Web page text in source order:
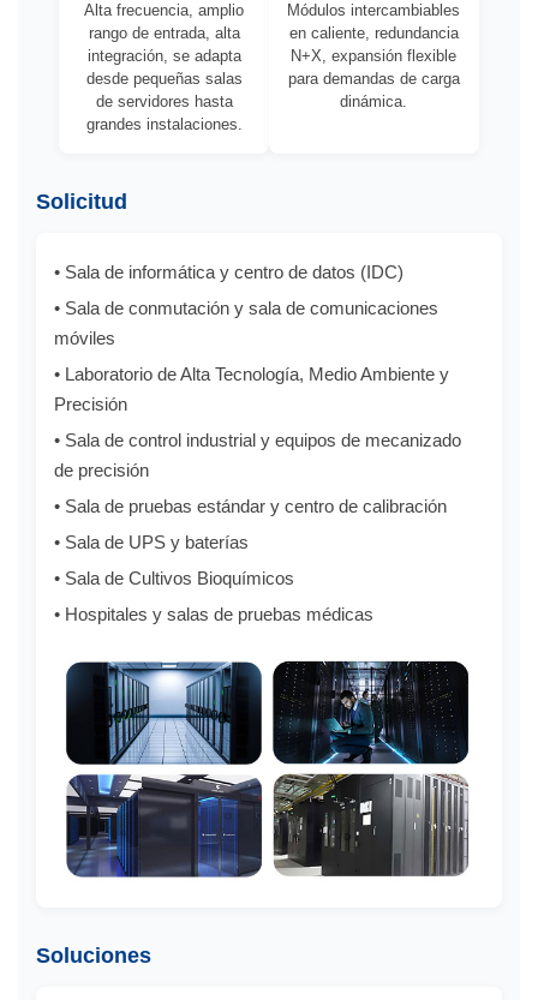
Alta frecuencia, amplio
rango de entrada, alta
integración, se adapta
desde pequeñas salas
de servidores hasta
grandes instalaciones.
Módulos intercambiables
en caliente, redundancia
N+X, expansión flexible
para demandas de carga
dinámica.
Solicitud
• Sala de informática y centro de datos (IDC)
• Sala de conmutación y sala de comunicaciones
móviles
• Laboratorio de Alta Tecnología, Medio Ambiente y
Precisión
• Sala de control industrial y equipos de mecanizado
de precisión
• Sala de pruebas estándar y centro de calibración
• Sala de UPS y baterías
• Sala de Cultivos Bioquímicos
• Hospitales y salas de pruebas médicas
Soluciones